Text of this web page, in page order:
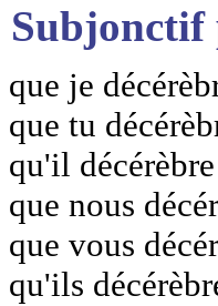
Subjonctif
que je
que tu
qu'il décérèbre
que nous
que vous
qu'ils